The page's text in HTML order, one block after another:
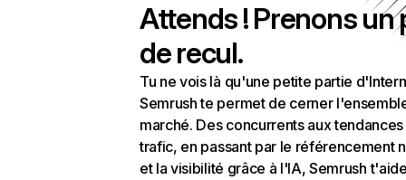
Attends ! Prenons un
de recul.
Tu ne vois là qu'une petite partie
Semrush te permet de cerner
marché. Des concurrents aux
trafic, en passant par le référencement
et la visibilité grâce à l'IA, Semrush